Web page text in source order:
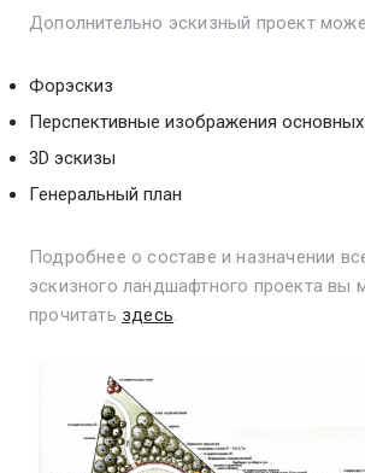
Дополнительно эскизный проект
Форэскиз
Перспективные изображения
3D эскизы
Генеральный план
Подробнее о составе и назначении
эскизного ландшафтного проекта вы
прочитать здесь.